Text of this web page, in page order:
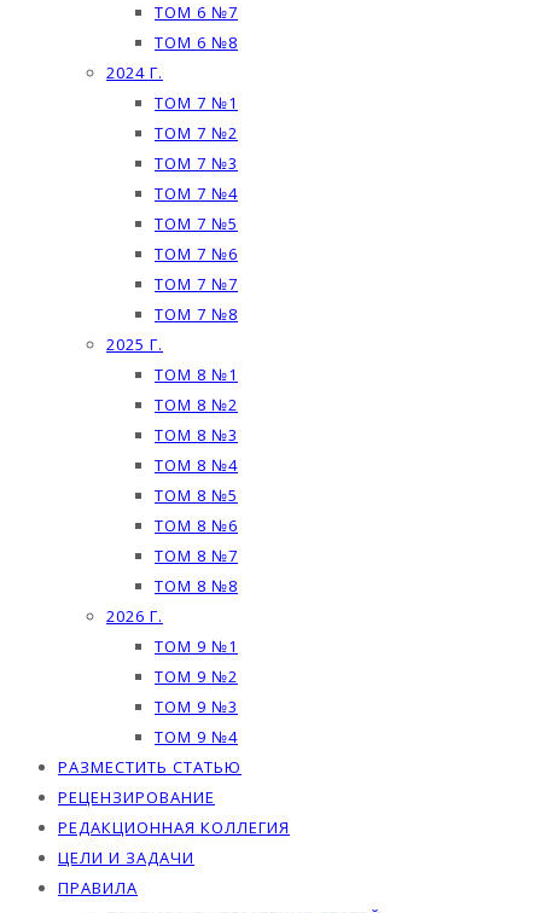
ТОМ 6 №7
ТОМ 6 №8
2024 Г.
ТОМ 7 №1
ТОМ 7 №2
ТОМ 7 №3
ТОМ 7 №4
ТОМ 7 №5
ТОМ 7 №6
ТОМ 7 №7
ТОМ 7 №8
2025 Г.
ТОМ 8 №1
ТОМ 8 №2
ТОМ 8 №3
ТОМ 8 №4
ТОМ 8 №5
ТОМ 8 №6
ТОМ 8 №7
ТОМ 8 №8
2026 Г.
ТОМ 9 №1
ТОМ 9 №2
ТОМ 9 №3
ТОМ 9 №4
РАЗМЕСТИТЬ СТАТЬЮ
РЕЦЕНЗИРОВАНИЕ
РЕДАКЦИОННАЯ КОЛЛЕГИЯ
ЦЕЛИ И ЗАДАЧИ
ПРАВИЛА